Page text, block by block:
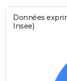
Données
Insee)